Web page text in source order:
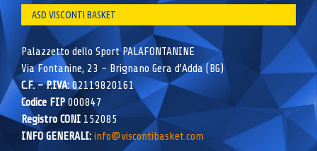
ASD VISCONTI BASKET
Palazzetto dello Sport PALAFONTANINE
Via Fontanine, 23 – Brignano Gera d’Adda (BG)
C.F. – P.IVA: 02119820161
Codice FIP000847
Registro CONI 152085
INFO GENERALI: info@viscontibasket.com